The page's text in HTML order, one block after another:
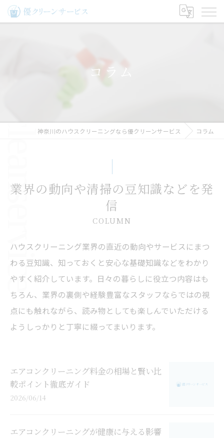
コラム
神奈川のハウスクリーニングなら優クリーンサービス コラム
業界の動向や清掃の豆知識などを発
信
COLUMN
ハウスクリーニング業界の直近の動向やサービスにまつ
わる豆知識、知っておくと安心な基礎知識などをわかり
やすく紹介しています。日々の暮らしに役立つ内容はも
ちろん、業界の裏側や経験豊富なスタッフならではの視
点にも触れながら、読み物としても楽しんでいただける
ようしっかりと丁寧に綴ってまいります。
エアコンクリーニング料金の相場と賢い比
較ポイント徹底ガイド
2026/06/14
エアコンクリーニングが健康に与える影響